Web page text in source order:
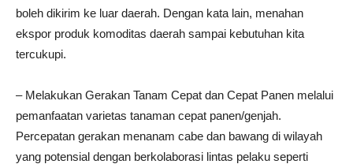
boleh dikirim ke luar daerah. Dengan kata lain, menahan
ekspor produk komoditas daerah sampai kebutuhan kita
tercukupi.
– Melakukan Gerakan Tanam Cepat dan Cepat Panen melalui
pemanfaatan varietas tanaman cepat panen/genjah.
Percepatan gerakan menanam cabe dan bawang di wilayah
yang potensial dengan berkolaborasi lintas pelaku seperti